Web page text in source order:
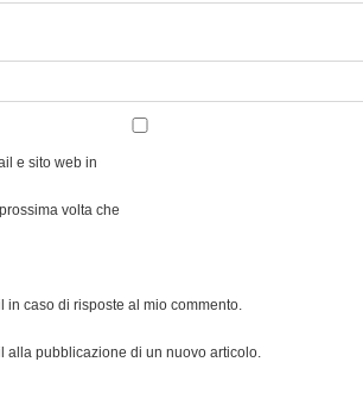
e sito web in
volta che
in caso di risposte al mio commento.
alla pubblicazione di un nuovo articolo.